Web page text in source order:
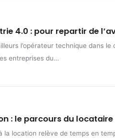
4.0 : pour repartir de
l’opérateur technique dans
entreprises du…
: le parcours du locataire
la location relève de temps en